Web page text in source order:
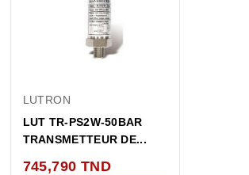
LUTRON
LUT TR-PS2W-50BAR
TRANSMETTEUR DE...
745,790 TND